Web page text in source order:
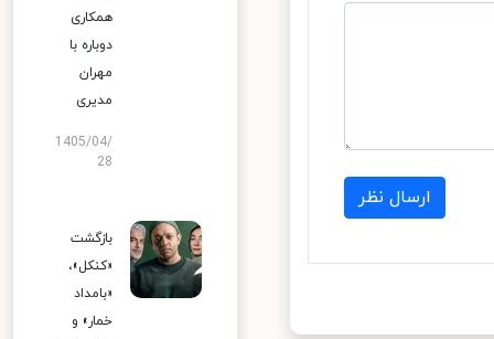
ارسال نظر
همکاری
دوباره با
مهران
مدیری
1405/04/
28
بازگشت
«کنکل»،
«بامداد
خمار» و